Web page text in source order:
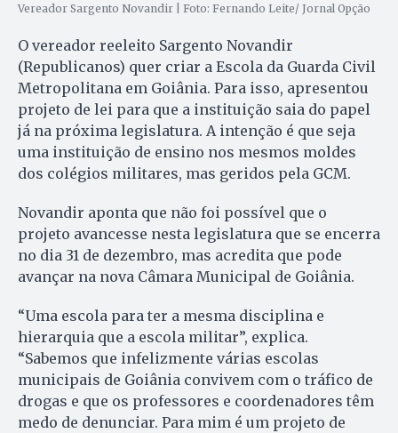
Vereador Sargento Novandir | Foto: Fernando Leite/ Jornal Opção
O vereador reeleito Sargento Novandir
(Republicanos) quer criar a Escola da Guarda Civil
Metropolitana em Goiânia. Para isso, apresentou
projeto de lei para que a instituição saia do papel
já na próxima legislatura. A intenção é que seja
uma instituição de ensino nos mesmos moldes
dos colégios militares, mas geridos pela GCM.
Novandir aponta que não foi possível que o
projeto avancesse nesta legislatura que se encerra
no dia 31 de dezembro, mas acredita que pode
avançar na nova Câmara Municipal de Goiânia.
“Uma escola para ter a mesma disciplina e
hierarquia que a escola militar”, explica.
“Sabemos que infelizmente várias escolas
municipais de Goiânia convivem com o tráfico de
drogas e que os professores e coordenadores têm
medo de denunciar. Para mim é um projeto de